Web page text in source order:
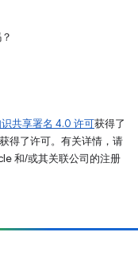
共享署名 4.0 许可获得了
获得了许可。有关详情，请
和/或其关联公司的注册